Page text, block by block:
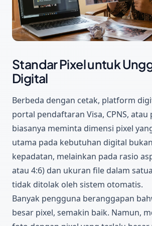
Standar Pixel untuk
Digital
Berbeda dengan cetak, platform
portal pendaftaran Visa, CPNS,
biasanya meminta dimensi pixel
utama pada kebutuhan digital
kepadatan, melainkan pada rasio
atau 4:6) dan ukuran file dalam
tidak ditolak oleh sistem otomatis.
Banyak pengguna beranggapan
besar pixel, semakin baik. Namun,